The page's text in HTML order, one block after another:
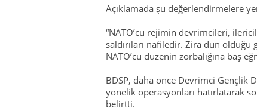
Açıklamada şu değerlendirmelere
“NATO’cu rejimin devrimcileri,
saldırıları nafiledir. Zira dün
NATO’cu düzenin zorbalığına baş
BDSP, daha önce Devrimci Gençlik
yönelik operasyonları hatırlatarak
belirtti.